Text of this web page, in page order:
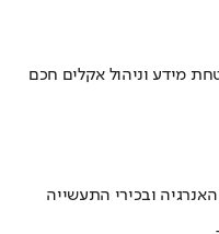
מידע וניהול אקלים חכם
ובכירי התעשייה